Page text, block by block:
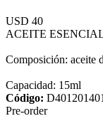
USD 40
ACEITE
Composición: aceite
Capacidad: 15ml
Código:
Pre-order